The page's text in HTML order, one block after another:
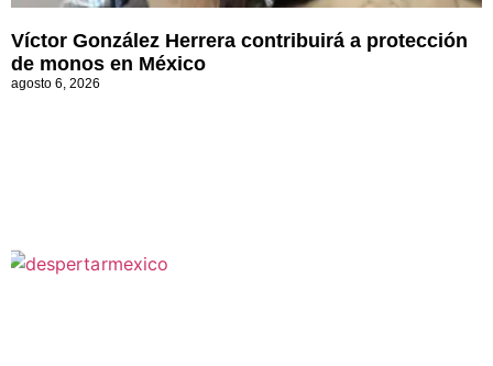
Víctor González Herrera contribuirá a protección
de monos en México
agosto 6, 2026